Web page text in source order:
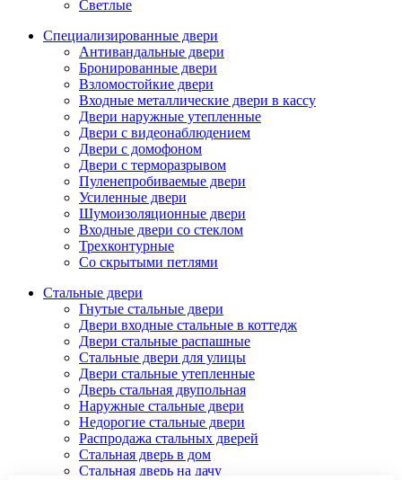
Светлые
Специализированные двери
Антивандальные двери
Бронированные двери
Взломостойкие двери
Входные металлические двери в кассу
Двери наружные утепленные
Двери с видеонаблюдением
Двери с домофоном
Двери с терморазрывом
Пуленепробиваемые двери
Усиленные двери
Шумоизоляционные двери
Входные двери со стеклом
Трехконтурные
Со скрытыми петлями
Стальные двери
Гнутые стальные двери
Двери входные стальные в коттедж
Двери стальные распашные
Стальные двери для улицы
Двери стальные утепленные
Дверь стальная двупольная
Наружные стальные двери
Недорогие стальные двери
Распродажа стальных дверей
Стальная дверь в дом
Стальная дверь на дачу